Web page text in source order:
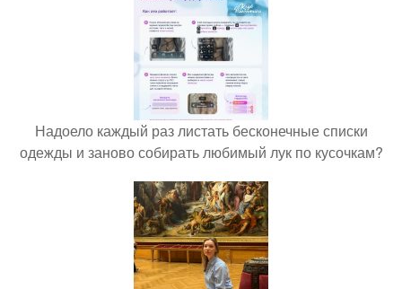
Надоело каждый раз листать бесконечные списки
одежды и заново собирать любимый лук по кусочкам?